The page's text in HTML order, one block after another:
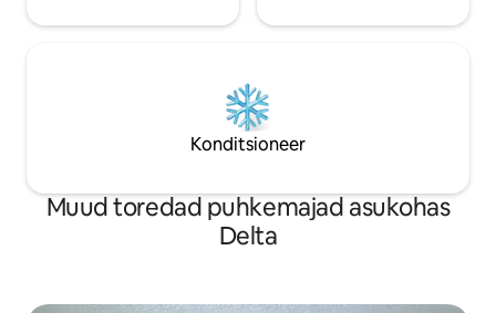
Konditsioneer
Muud toredad puhkemajad asukohas
Delta